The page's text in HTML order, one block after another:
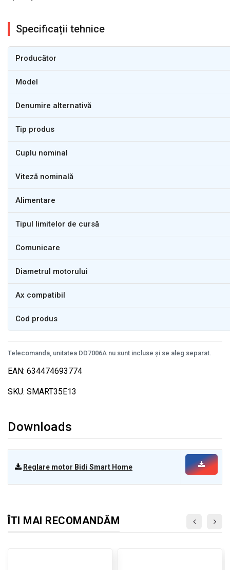
Specificații tehnice
Producător
Model
Denumire alternativă
Tip produs
Cuplu nominal
Viteză nominală
Alimentare
Tipul limitelor de cursă
Comunicare
Diametrul motorului
Ax compatibil
Cod produs
Telecomanda, unitatea DD7006A nu sunt incluse și se aleg separat.
EAN: 634474693774
SKU: SMART35E13
Downloads
Reglare motor Bidi Smart Home
ÎTI MAI RECOMANDĂM